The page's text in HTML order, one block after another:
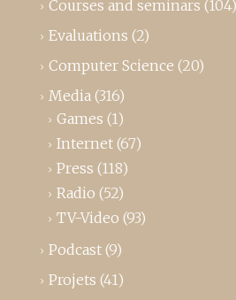
Courses and seminars (104)
Evaluations (2)
Computer Science (20)
Media (316)
Games (1)
Internet (67)
Press (118)
Radio (52)
TV-Video (93)
Podcast (9)
Projets (41)